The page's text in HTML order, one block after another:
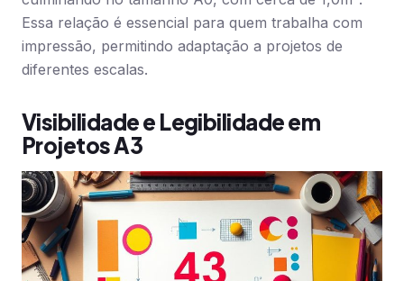
Essa relação é essencial para quem trabalha com
impressão, permitindo adaptação a projetos de
diferentes escalas.
Visibilidade e Legibilidade em
Projetos A3